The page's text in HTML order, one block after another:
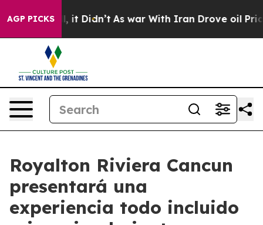
AGP PICKS
Well, it Didn’t As war With Iran Drove oil Prices
Royalton Riviera Cancun
presentará una
experiencia todo incluido